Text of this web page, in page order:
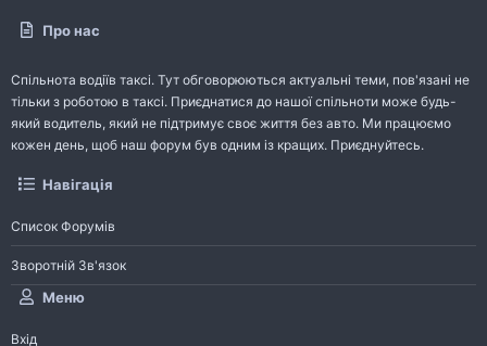
Про нас
Спільнота водіїв таксі. Тут обговорюються актуальні теми, пов'язані не
тільки з роботою в таксі. Приєднатися до нашої спільноти може будь-
який водитель, який не підтримує своє життя без авто. Ми працюємо
кожен день, щоб наш форум був одним із кращих. Приєднуйтесь.
Навігація
Список Форумів
Зворотній Зв'язок
Меню
Вхід